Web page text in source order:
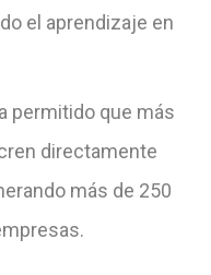
el aprendizaje en
permitido que más
directamente
más de 250